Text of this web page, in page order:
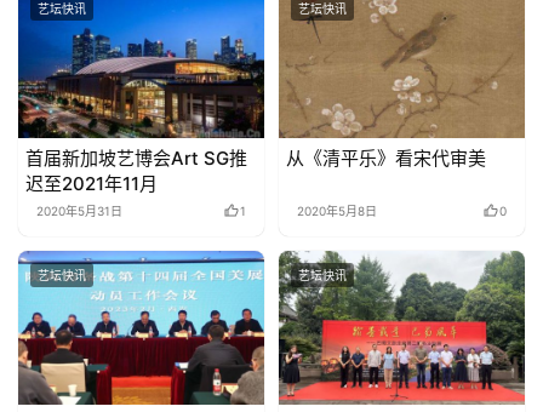
艺坛快讯
首届新加坡艺博会Art SG推
迟至2021年11月
2020年5月31日 1
艺坛快讯
从《清平乐》看宋代审美
2020年5月8日 0
艺坛快讯 艺坛快讯